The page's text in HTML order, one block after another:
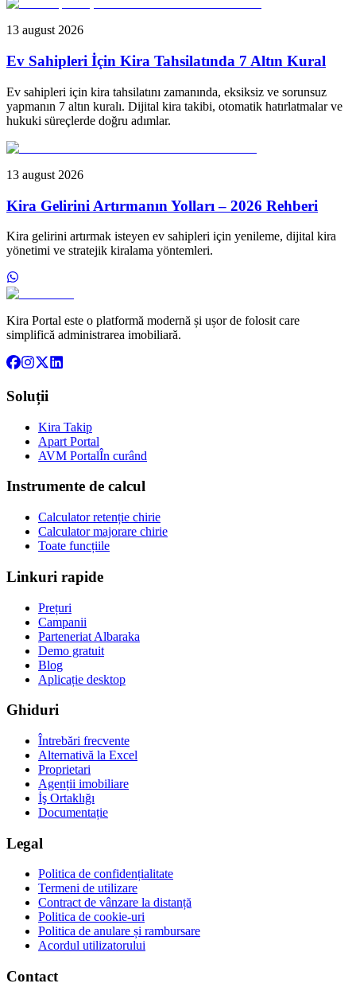
13 august 2026
Ev Sahipleri İçin Kira Tahsilatında 7 Altın Kural
Ev sahipleri için kira tahsilatını zamanında, eksiksiz ve sorunsuz
yapmanın 7 altın kuralı. Dijital kira takibi, otomatik hatırlatmalar ve
hukuki süreçlerde doğru adımlar.
13 august 2026
Kira Gelirini Artırmanın Yolları – 2026 Rehberi
Kira gelirini artırmak isteyen ev sahipleri için yenileme, dijital kira
yönetimi ve stratejik kiralama yöntemleri.
Kira Portal este o platformă modernă și ușor de folosit care
simplifică administrarea imobiliară.
Soluții
Kira Takip
Apart Portal
AVM PortalÎn curând
Instrumente de calcul
Calculator retenție chirie
Calculator majorare chirie
Toate funcțiile
Linkuri rapide
Prețuri
Campanii
Parteneriat Albaraka
Demo gratuit
Blog
Aplicație desktop
Ghiduri
Întrebări frecvente
Alternativă la Excel
Proprietari
Agenții imobiliare
İş Ortaklığı
Documentație
Legal
Politica de confidențialitate
Termeni de utilizare
Contract de vânzare la distanță
Politica de cookie-uri
Politica de anulare și rambursare
Acordul utilizatorului
Contact